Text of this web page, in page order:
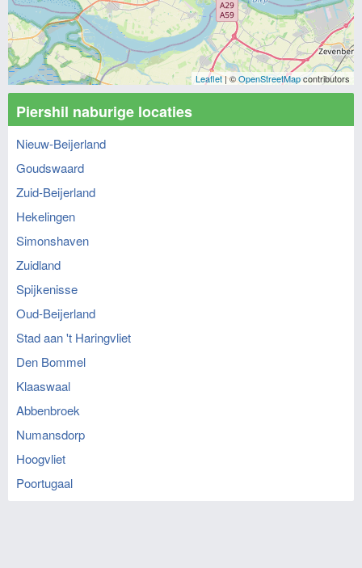
Leaflet| ©OpenStreetMapcontributors
Piershil naburige locaties
Nieuw-Beijerland
Goudswaard
Zuid-Beijerland
Hekelingen
Simonshaven
Zuidland
Spijkenisse
Oud-Beijerland
Stad aan 't Haringvliet
Den Bommel
Klaaswaal
Abbenbroek
Numansdorp
Hoogvliet
Poortugaal